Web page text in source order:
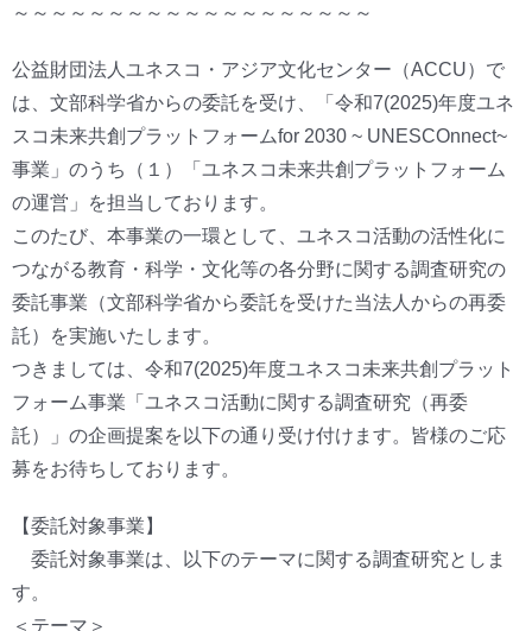
～～～～～～～～～～～～～～～～～～～
公益財団法人ユネスコ・アジア文化センター（ACCU）で
は、文部科学省からの委託を受け、「令和7(2025)年度ユネ
スコ未来共創プラットフォームfor 2030 ~ UNESCOnnect~
事業」のうち（１）「ユネスコ未来共創プラットフォーム
の運営」を担当しております。
このたび、本事業の一環として、ユネスコ活動の活性化に
つながる教育・科学・文化等の各分野に関する調査研究の
委託事業（文部科学省から委託を受けた当法人からの再委
託）を実施いたします。
つきましては、令和7(2025)年度ユネスコ未来共創プラット
フォーム事業「ユネスコ活動に関する調査研究（再委
託）」の企画提案を以下の通り受け付けます。皆様のご応
募をお待ちしております。
【委託対象事業】
委託対象事業は、以下のテーマに関する調査研究としま
す。
＜テーマ＞